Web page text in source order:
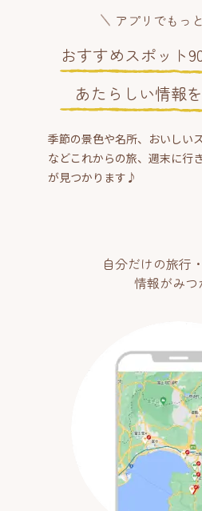
アプリでもっ
おすすめスポット
あたらしい情報
季節の景色や名所、おいしい
などこれからの旅、週末に行
が見つかります♪
自分だけの旅行
情報がみつ